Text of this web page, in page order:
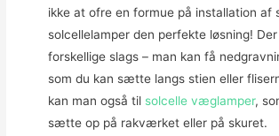
ikke at ofre en formue på installation af
solcellelamper den perfekte løsning!
forskellige slags – man kan få
som du kan sætte langs stien eller
kan man også til solcelle væglamper,
sætte op på rakværket eller på skuret.